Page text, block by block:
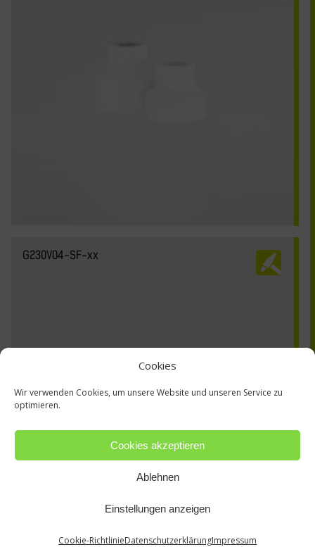
Cookies
Wir verwenden Cookies, um unsere Website und unseren Service zu
optimieren.
Cookies akzeptieren
Ablehnen
Einstellungen anzeigen
Cookie-RichtlinieDatenschutzerklärungImpressum
G230V04-SF-xx